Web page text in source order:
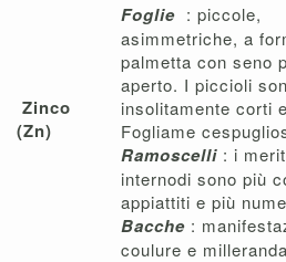
Zinco
(Zn)
Foglie : piccole,
asimmetriche, a
palmetta con seno
aperto. I piccioli
insolitamente corti
Fogliame
Ramoscelli : i
internodi sono più
appiattiti e più
Bacche :
coulure e